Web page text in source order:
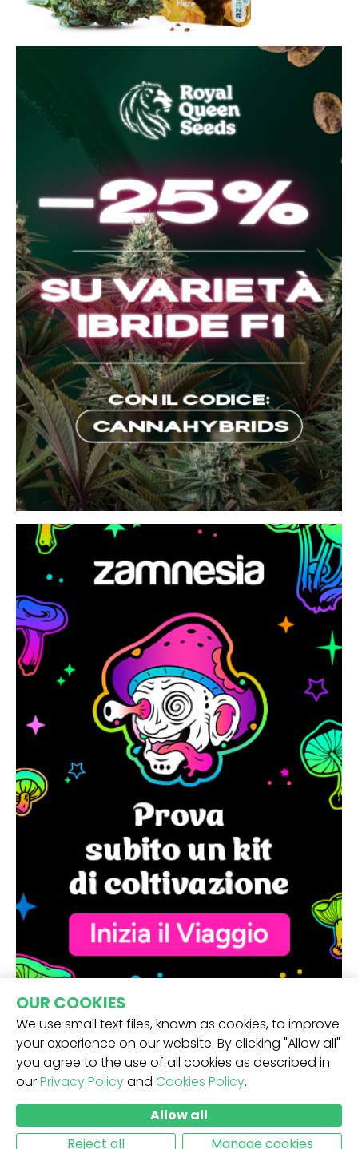
RICEVI LA NOSTRA NEWSLETTER -
INVIO
OUR COOKIES
We use small text files, known as cookies, to improve
your experience on our website. By clicking "Allow all"
you agree to the use of all cookies as described in
ourPrivacy Policyand Cookies Policy.
Allow all
Reject all
Manage cookies